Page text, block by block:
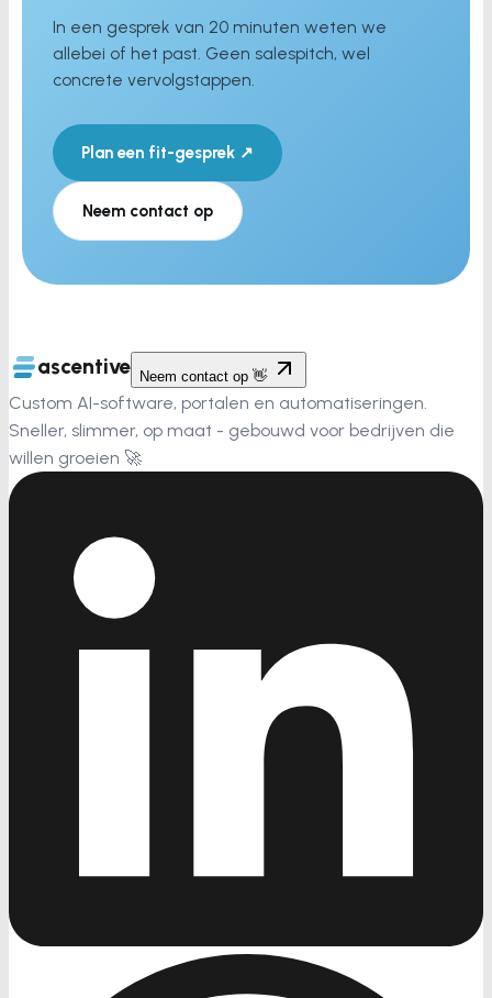
In een gesprek van 20 minuten weten we
allebei of het past. Geen salespitch, wel
concrete vervolgstappen.
Plan een fit-gesprek ↗
Neem contact op
ascentive Neem contact op 👋
Custom AI-software, portalen en automatiseringen.
Sneller, slimmer, op maat - gebouwd voor bedrijven die
willen groeien 🚀